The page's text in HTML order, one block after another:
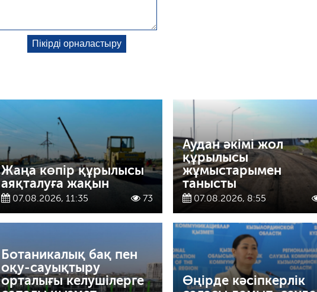
Жаңа көпір құрылысы
аяқталуға жақын
07.08.2026, 11:35 73
Аудан әкімі жол
құрылысы
жұмыстарымен
танысты
07.08.2026, 8:55
Ботаникалық бақ пен
оқу-сауықтыру
орталығы келушілерге
Өңірде кәсіпкерлік